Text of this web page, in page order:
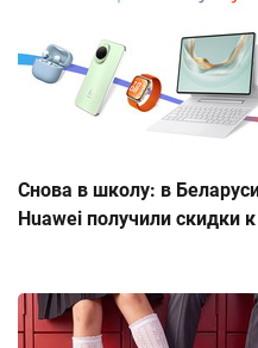
Снова в школу: в
Huawei получили скидки